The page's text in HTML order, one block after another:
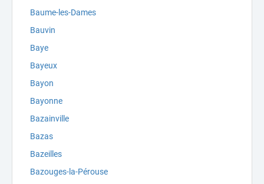
Baume-les-Dames
Bauvin
Baye
Bayeux
Bayon
Bayonne
Bazainville
Bazas
Bazeilles
Bazouges-la-Pérouse